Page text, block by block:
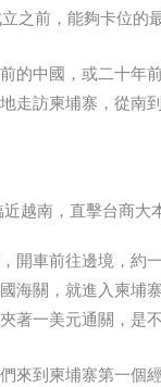
之前，能夠卡位的
的中國，或二十年
走訪柬埔寨，從南
越南，直擊台商大
開車前往邊境，約
海關，就進入柬埔
著一美元通關，是
來到柬埔寨第一個